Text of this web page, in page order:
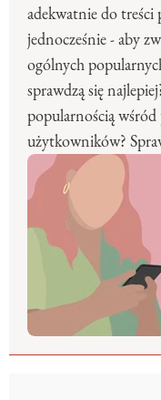
adekwatnie do treści
jednocześnie - aby
ogólnych
sprawdzą się
popularnością
użytkowników?